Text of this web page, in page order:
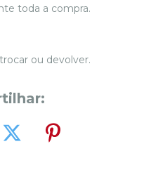
toda a compra.
ou devolver.